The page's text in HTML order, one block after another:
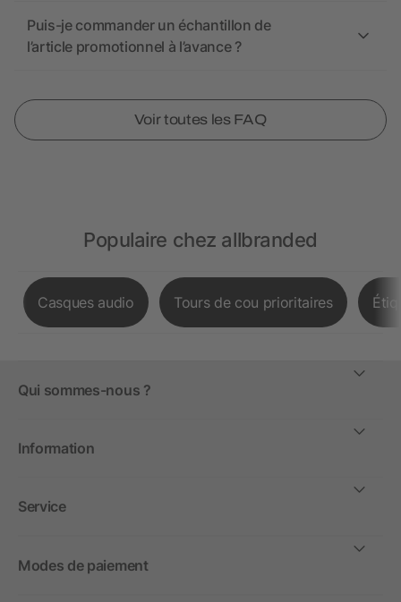
Puis-je commander un échantillon de
l’article promotionnel à l’avance ?
Voir toutes les FAQ
Populaire chez allbranded
Casques audio Tours de cou prioritaires
Qui sommes-nous ?
Information
Service
Modes de paiement